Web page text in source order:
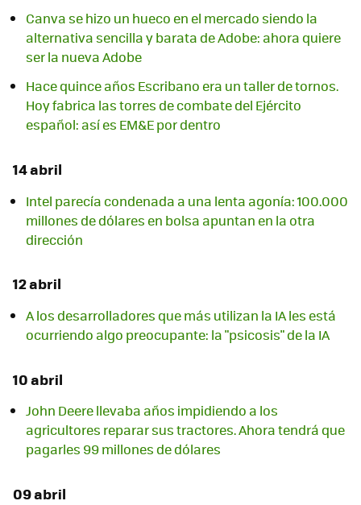
Canva se hizo un hueco en el mercado siendo la
alternativa sencilla y barata de Adobe: ahora quiere
ser la nueva Adobe
Hace quince años Escribano era un taller de tornos.
Hoy fabrica las torres de combate del Ejército
español: así es EM&E por dentro
14 abril
Intel parecía condenada a una lenta agonía: 100.000
millones de dólares en bolsa apuntan en la otra
dirección
12 abril
A los desarrolladores que más utilizan la IA les está
ocurriendo algo preocupante: la "psicosis" de la IA
10 abril
John Deere llevaba años impidiendo a los
agricultores reparar sus tractores. Ahora tendrá que
pagarles 99 millones de dólares
09 abril